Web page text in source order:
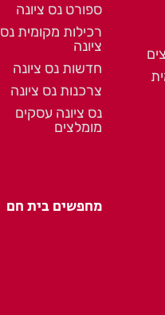
ספורט נס ציונה
רכילות מקומית נס
ציונה
חדשות נס ציונה
צרכנות נס ציונה
נס ציונה עסקים
מומלצים
מחפשים בית חם